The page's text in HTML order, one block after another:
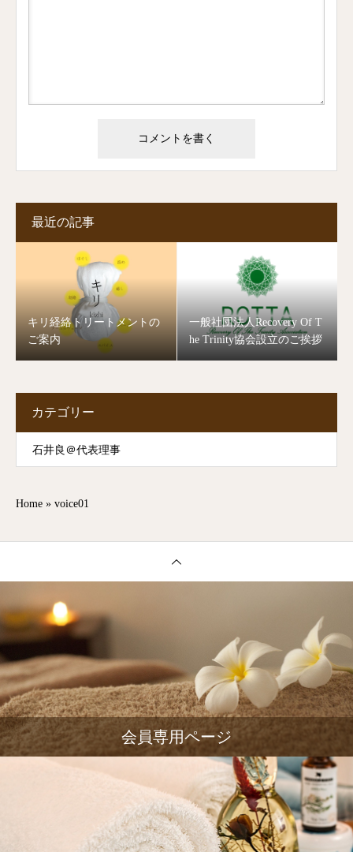
最近の記事
キリ経絡トリートメントの
ご案内
一般社団法人Recovery Of T
he Trinity協会設立のご挨拶
カテゴリー
石井良＠代表理事
Home » voice01
会員専用ページ